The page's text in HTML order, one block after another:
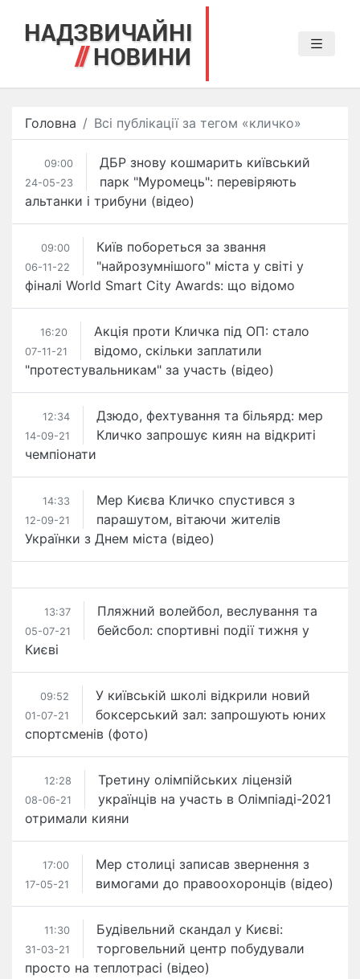
Головна Всі публікації за тегом «кличко»
09:00
24-05-23
ДБР​ знову кошмарить київський
парк "Муромець": перевіряють
альтанки і трибуни (відео)
09:00
06-11-22
Київ побореться за звання
"найрозумнішого" міста у світі у
фіналі World Smart City Awards: що відомо
16:20
07-11-21
Акція проти Кличка під ОП: стало
відомо, скільки заплатили
"протестувальникам" за участь (відео)
12:34
14-09-21
Дзюдо, фехтування та більярд: мер
Кличко запрошує киян на відкриті
чемпіонати
14:33
12-09-21
Мер Києва Кличко спустився з
парашутом, вітаючи жителів
Українки з Днем міста (відео)
13:37
05-07-21
Пляжний волейбол, веслування та
бейсбол: спортивні події тижня у
Києві
09:52
01-07-21
У київській школі відкрили новий
боксерський зал: запрошують юних
спортсменів (фото)
12:28
08-06-21
Третину олімпійських ліцензій
українців на участь в Олімпіаді-2021
отримали кияни
17:00
17-05-21
Мер столиці записав звернення з
вимогами до правоохоронців (відео)
11:30
31-03-21
Будівельний скандал у Києві:
торговельний центр побудували
просто на теплотрасі (відео)